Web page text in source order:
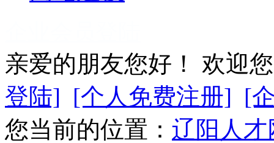
亲爱的朋友您好！ 欢迎
登陆] [个人免费注册] [
您当前的位置： 辽阳人才